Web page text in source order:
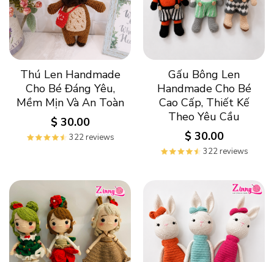
Thú Len Handmade
Cho Bé Đáng Yêu,
Mềm Mịn Và An Toàn
$30.00
322 reviews
Gấu Bông Len
Handmade Cho Bé
Cao Cấp, Thiết Kế
Theo Yêu Cầu
$30.00
322 reviews